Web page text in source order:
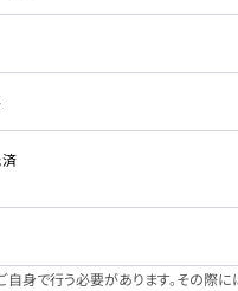
で行う必要があります。その際に